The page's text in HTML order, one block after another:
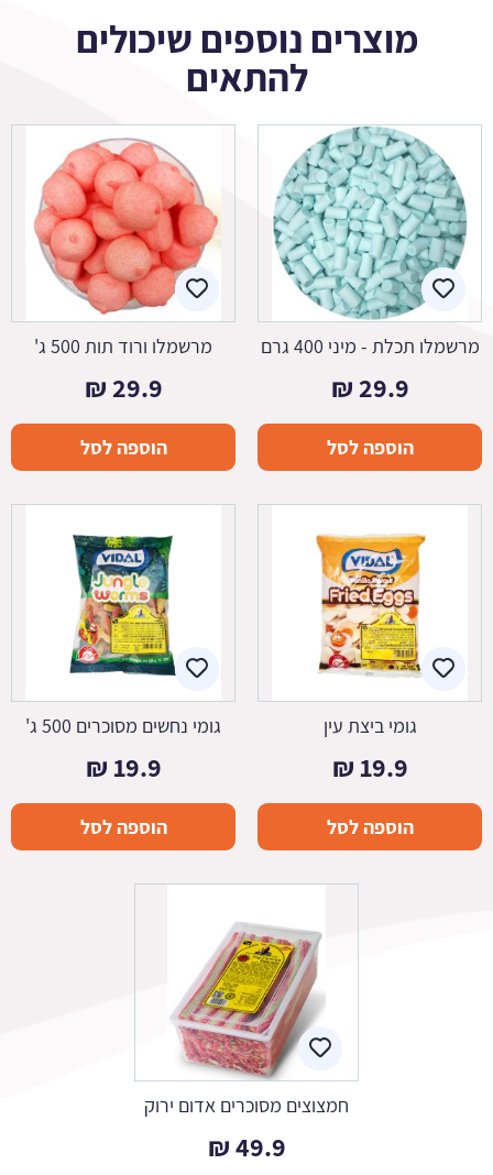
מוצרים נוספים שיכולים
להתאים
מרשמלו תכלת - מיני 400 גרם
29.9
₪
הוספה לסל
מרשמלו ורוד תות 500 ג'
29.9
₪
הוספה לסל
גומי ביצת עין
19.9
₪
הוספה לסל
גומי נחשים מסוכרים 500 ג'
19.9
₪
הוספה לסל
חמצוצים מסוכרים אדום ירוק
49.9
₪